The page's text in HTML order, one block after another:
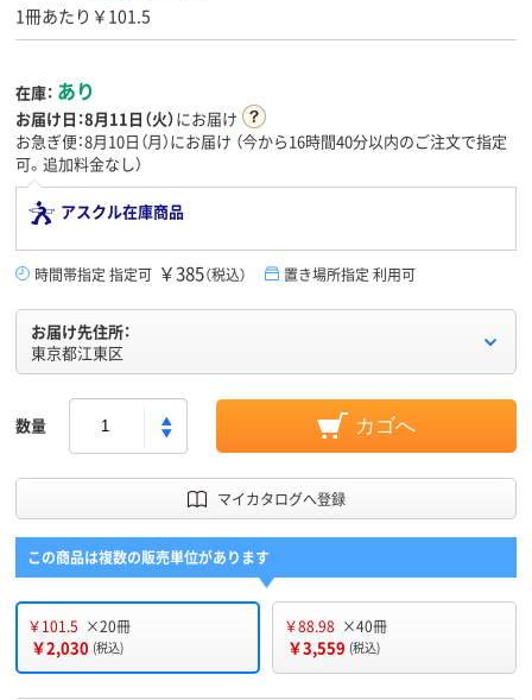
1冊あたり￥101.5
在庫： あり
お届け日：8月11日（火）にお届け
お急ぎ便：8月10日（月）にお届け （今から16時間40分以内のご注文で指定
可。追加料金なし）
アスクル在庫商品
時間帯指定 指定可 ￥385（税込） 置き場所指定 利用可
お届け先住所：
東京都江東区
数量 カゴへ
マイカタログへ登録
この商品は複数の販売単位があります
￥101.5 ×20冊
￥2,030 (税込)
￥88.98 ×40冊
￥3,559 (税込)